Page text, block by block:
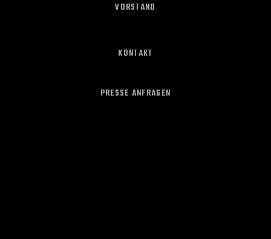
VORSTAND
KONTAKT
PRESSE ANFRAGEN